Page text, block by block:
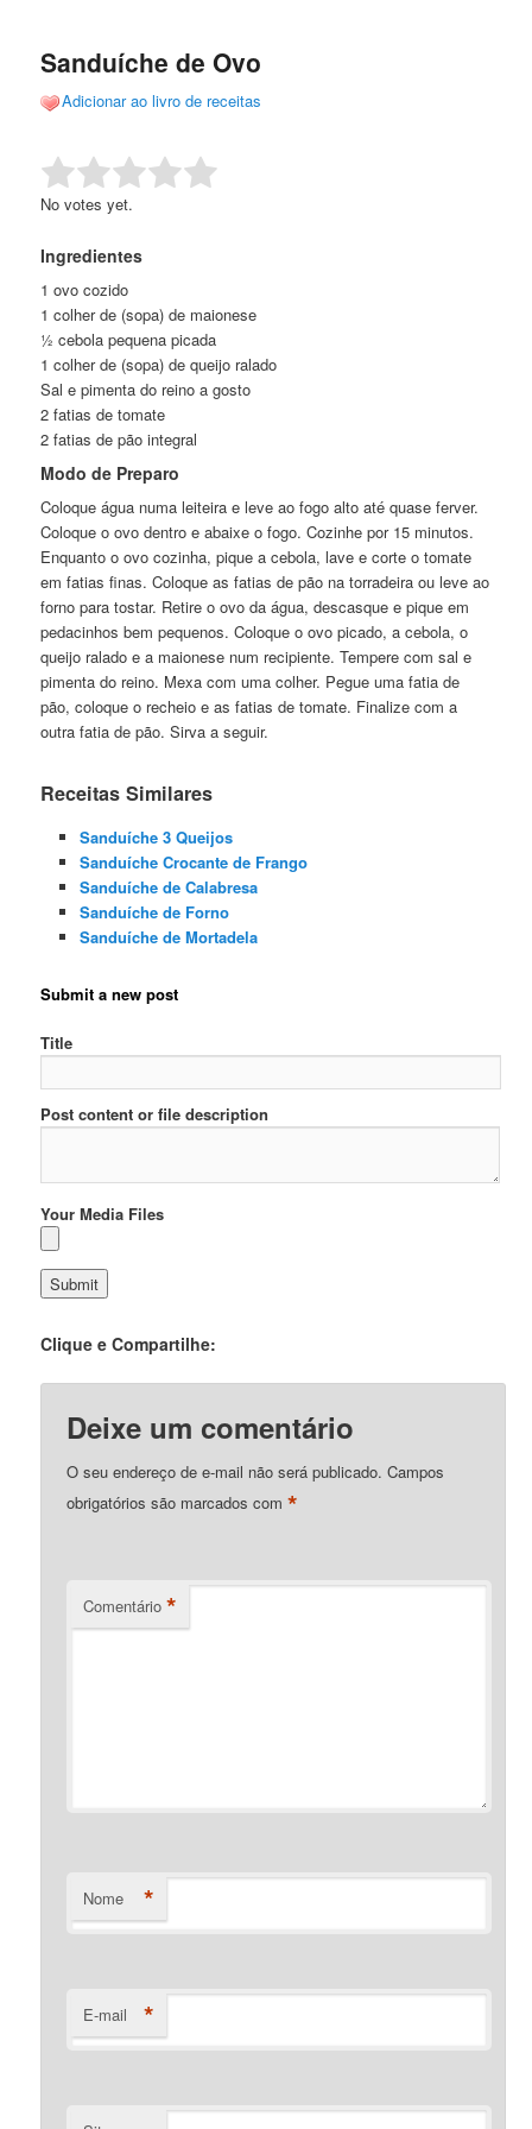
conteúdo
conteúdo
Sanduíche de Ovo
Adicionar ao livro de receitas
Rate this item: Submit Rating
No votes yet.
Ingredientes
1 ovo cozido
1 colher de (sopa) de maionese
½ cebola pequena picada
1 colher de (sopa) de queijo ralado
Sal e pimenta do reino a gosto
2 fatias de tomate
2 fatias de pão integral
Modo de Preparo
Coloque água numa leiteira e leve ao fogo alto até quase ferver.
Coloque o ovo dentro e abaixe o fogo. Cozinhe por 15 minutos.
Enquanto o ovo cozinha, pique a cebola, lave e corte o tomate
em fatias finas. Coloque as fatias de pão na torradeira ou leve ao
forno para tostar. Retire o ovo da água, descasque e pique em
pedacinhos bem pequenos. Coloque o ovo picado, a cebola, o
queijo ralado e a maionese num recipiente. Tempere com sal e
pimenta do reino. Mexa com uma colher. Pegue uma fatia de
pão, coloque o recheio e as fatias de tomate. Finalize com a
outra fatia de pão. Sirva a seguir.
Receitas Similares
Sanduíche 3 Queijos
Sanduíche Crocante de Frango
Sanduíche de Calabresa
Sanduíche de Forno
Sanduíche de Mortadela
Submit a new post
Title
Post content or file description
Your Media Files
Clique e Compartilhe:
Deixe um comentário
O seu endereço de e-mail não será publicado. Campos
obrigatórios são marcados com*
Comentário *
Nome *
E-mail *